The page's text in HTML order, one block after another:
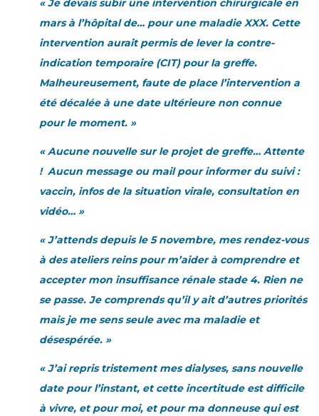
« Je devais subir une intervention chirurgicale en
mars à l’hôpital de… pour une maladie XXX. Cette
intervention aurait permis de lever la contre-
indication temporaire (CIT) pour la greffe.
Malheureusement, faute de place l’intervention a
été décalée à une date ultérieure non connue
pour le moment. »
« Aucune nouvelle sur le projet de greffe… Attente
! Aucun message ou mail pour informer du suivi :
vaccin, infos de la situation virale, consultation en
vidéo… »
« J’attends depuis le 5 novembre, mes rendez-vous
à des ateliers reins pour m’aider à comprendre et
accepter mon insuffisance rénale stade 4. Rien ne
se passe. Je comprends qu’il y ait d’autres priorités
mais je me sens seule avec ma maladie et
désespérée. »
« J’ai repris tristement mes dialyses, sans nouvelle
date pour l’instant, et cette incertitude est difficile
à vivre, et pour moi, et pour ma donneuse qui est